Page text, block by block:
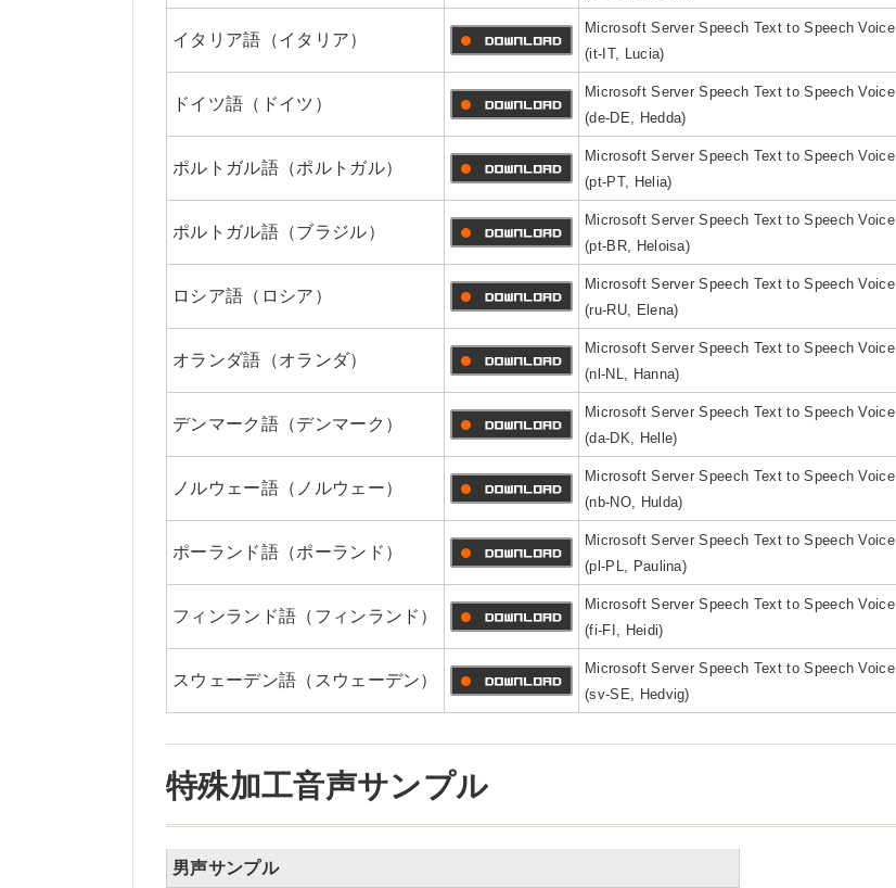
イタリア語（イタリア）
Microsoft Server Speech Text to Speech Voice
(it-IT, Lucia)
ドイツ語（ドイツ）
Microsoft Server Speech Text to Speech Voice
(de-DE, Hedda)
ポルトガル語（ポルトガル）
Microsoft Server Speech Text to Speech Voice
(pt-PT, Helia)
ポルトガル語（ブラジル）
Microsoft Server Speech Text to Speech Voice
(pt-BR, Heloisa)
ロシア語（ロシア）
Microsoft Server Speech Text to Speech Voice
(ru-RU, Elena)
オランダ語（オランダ）
Microsoft Server Speech Text to Speech Voice
(nl-NL, Hanna)
デンマーク語（デンマーク）
Microsoft Server Speech Text to Speech Voice
(da-DK, Helle)
ノルウェー語（ノルウェー）
Microsoft Server Speech Text to Speech Voice
(nb-NO, Hulda)
ポーランド語（ポーランド）
Microsoft Server Speech Text to Speech Voice
(pl-PL, Paulina)
フィンランド語（フィンランド）
Microsoft Server Speech Text to Speech Voice
(fi-FI, Heidi)
スウェーデン語（スウェーデン）
Microsoft Server Speech Text to Speech Voice
(sv-SE, Hedvig)
特殊加工音声サンプル
男声サンプル